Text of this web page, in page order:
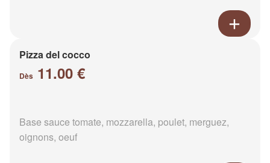
Pizza del cocco
Dès 11.00 €
Base sauce tomate, mozzarella, poulet, merguez,
oignons, oeuf